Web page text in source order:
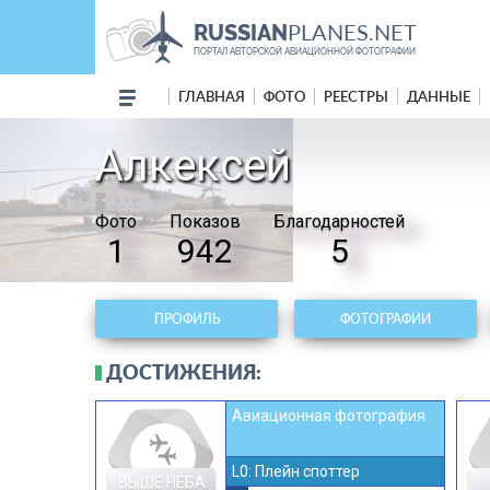
RUSSIANPLANES.NET
ПОРТАЛ АВТОРСКОЙ АВИАЦИОННОЙ ФОТОГРАФИИ
ГЛАВНАЯ ФОТО РЕЕСТРЫ ДАННЫЕ
Алкексей
Фото
1
Показов
942
Благодарностей
5
ПРОФИЛЬ ФОТОГРАФИИ
ДОСТИЖЕНИЯ:
connecting_airports
ВЫШЕ НЕБА
Авиационная фотография
L0: Плейн споттер